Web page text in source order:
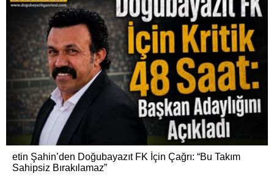
etin Şahin’den Doğubayazıt FK İçin Çağrı: “Bu Takım
Sahipsiz Bırakılamaz”